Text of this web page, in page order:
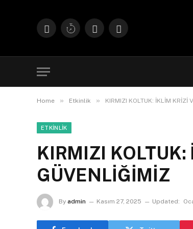
Facebook
X
InstagramYouTube
Home » Etkinlik » KIRMIZI KOLTUK: İKLİM KRİZİ
ETKINLIK
KIRMIZI
GÜVENLİĞİMİZ
By admin Kasım 27, 2025 Updated: